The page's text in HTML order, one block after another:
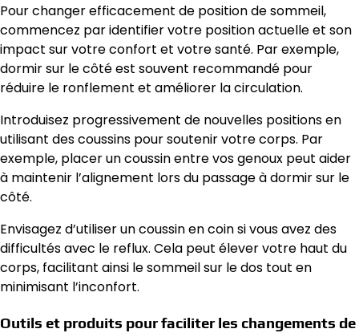
Pour changer efficacement de position de sommeil,
commencez par identifier votre position actuelle et son
impact sur votre confort et votre santé. Par exemple,
dormir sur le côté est souvent recommandé pour
réduire le ronflement et améliorer la circulation.
Introduisez progressivement de nouvelles positions en
utilisant des coussins pour soutenir votre corps. Par
exemple, placer un coussin entre vos genoux peut aider
à maintenir l’alignement lors du passage à dormir sur le
côté.
Envisagez d’utiliser un coussin en coin si vous avez des
difficultés avec le reflux. Cela peut élever votre haut du
corps, facilitant ainsi le sommeil sur le dos tout en
minimisant l’inconfort.
Outils et produits pour faciliter les changements de